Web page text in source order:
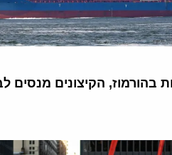
בהורמוז, הקיצונים מנסים